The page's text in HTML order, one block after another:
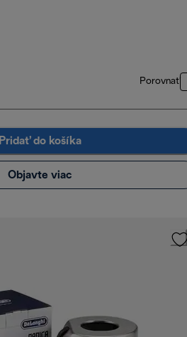
Porovnať
Pridať do košíka
Objavte viac